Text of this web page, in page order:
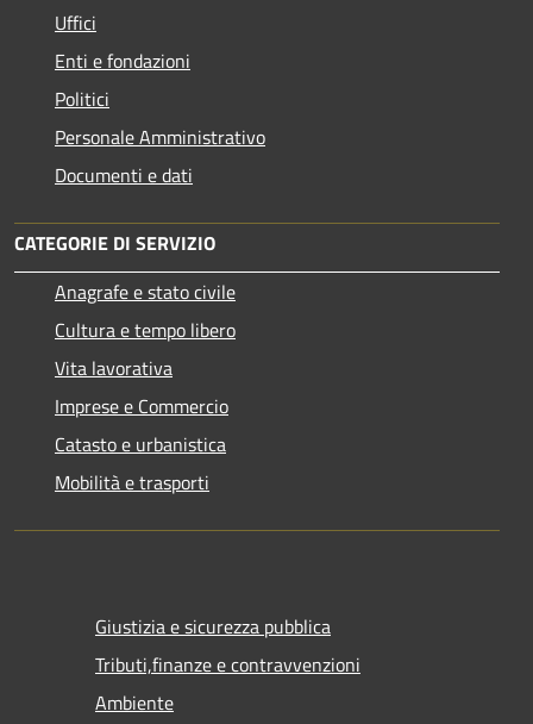
Uffici
Enti e fondazioni
Politici
Personale Amministrativo
Documenti e dati
CATEGORIE DI SERVIZIO
Anagrafe e stato civile
Cultura e tempo libero
Vita lavorativa
Imprese e Commercio
Catasto e urbanistica
Mobilità e trasporti
Giustizia e sicurezza pubblica
Tributi,finanze e contravvenzioni
Ambiente